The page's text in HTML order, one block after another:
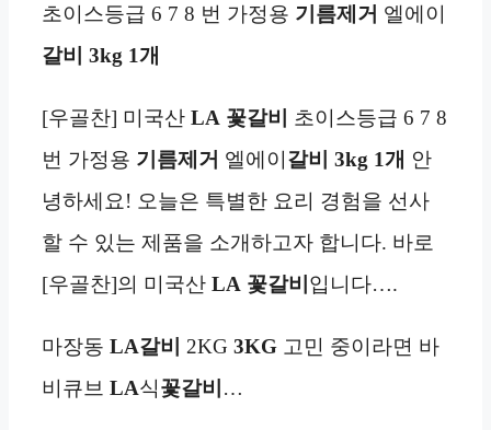
초이스등급 6 7 8 번 가정용 기름제거 엘에이
갈비
3kg 1개
[우골찬] 미국산 LA 꽃갈비
초이스등급 6 7 8
번 가정용 기름제거 엘에이 갈비 3kg 1개 안
녕하세요! 오늘은 특별한 요리 경험을 선사
할 수 있는 제품을 소개하고자 합니다. 바로
[우골찬]의 미국산 LA 꽃갈비 입니다….
마장동 LA갈비 2KG 3KG 고민 중이라면 바
비큐브 LA식꽃갈비 …